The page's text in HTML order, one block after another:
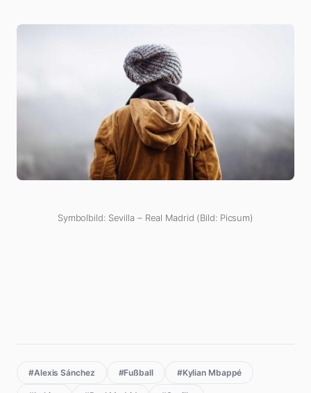
Symbolbild: Sevilla – Real Madrid (Bild: Picsum)
#Alexis Sánchez #Fußball #Kylian Mbappé